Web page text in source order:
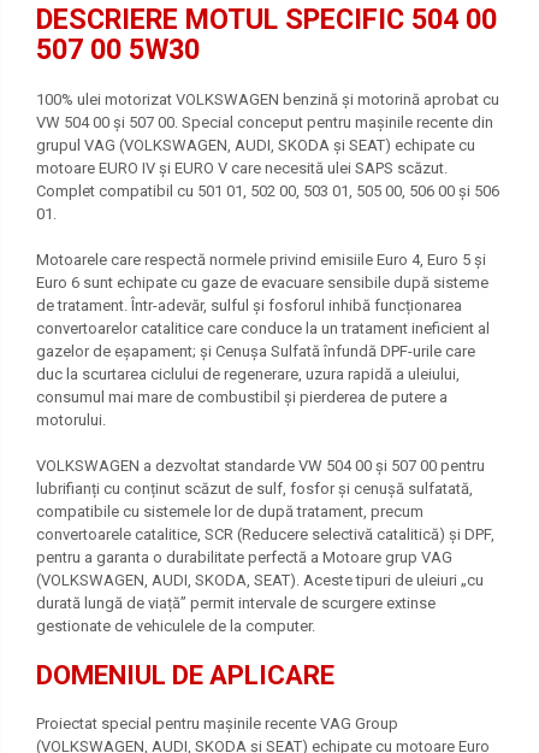
DESCRIERE MOTUL SPECIFIC 504 00
507 00 5W30
100% ulei motorizat VOLKSWAGEN benzină și motorină aprobat cu
VW 504 00 și 507 00. Special conceput pentru mașinile recente din
grupul VAG (VOLKSWAGEN, AUDI, SKODA și SEAT) echipate cu
motoare EURO IV și EURO V care necesită ulei SAPS scăzut.
Complet compatibil cu 501 01, 502 00, 503 01, 505 00, 506 00 și 506
01.
Motoarele care respectă normele privind emisiile Euro 4, Euro 5 și
Euro 6 sunt echipate cu gaze de evacuare sensibile după sisteme
de tratament. Într-adevăr, sulful și fosforul inhibă funcționarea
convertoarelor catalitice care conduce la un tratament ineficient al
gazelor de eșapament; și Cenușa Sulfată înfundă DPF-urile care
duc la scurtarea ciclului de regenerare, uzura rapidă a uleiului,
consumul mai mare de combustibil și pierderea de putere a
motorului.
VOLKSWAGEN a dezvoltat standarde VW 504 00 și 507 00 pentru
lubrifianți cu conținut scăzut de sulf, fosfor și cenușă sulfatată,
compatibile cu sistemele lor de după tratament, precum
convertoarele catalitice, SCR (Reducere selectivă catalitică) și DPF,
pentru a garanta o durabilitate perfectă a Motoare grup VAG
(VOLKSWAGEN, AUDI, SKODA, SEAT). Aceste tipuri de uleiuri „cu
durată lungă de viață” permit intervale de scurgere extinse
gestionate de vehiculele de la computer.
DOMENIUL DE APLICARE
Proiectat special pentru mașinile recente VAG Group
(VOLKSWAGEN, AUDI, SKODA și SEAT) echipate cu motoare Euro